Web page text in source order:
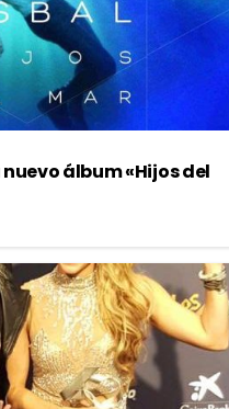
álbum «Hijos del